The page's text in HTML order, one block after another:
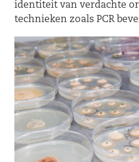
identiteit van verdachte
technieken zoals PCR